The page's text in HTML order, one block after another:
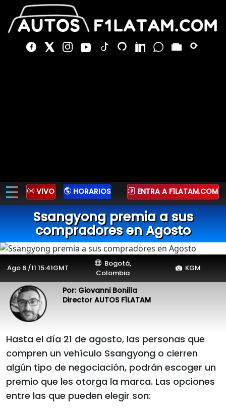
VIVO HORARIOS ENTRA A F1LATAM.COM
Ssangyong premia a sus
compradores en Agosto
Ago 6 /11 15:41GMT
Bogotá,
Colombia
KGM
Por: Giovanni Bonilla
Director AUTOS F1LATAM
Hasta el día 21 de agosto, las personas que
compren un vehículo Ssangyong o cierren
algún tipo de negociación, podrán escoger un
premio que les otorga la marca. Las opciones
entre las que pueden elegir son: